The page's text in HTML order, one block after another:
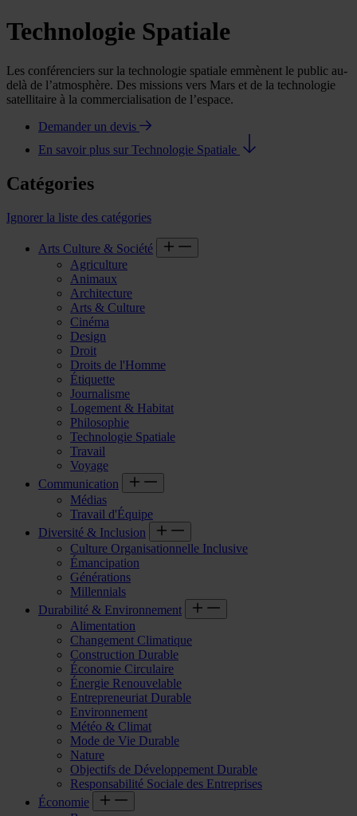
Technologie Spatiale
Les conférenciers sur la technologie spatiale emmènent le public au-
delà de l’atmosphère. Des missions vers Mars et de la technologie
satellitaire à la commercialisation de l’espace.
Demander un devis
En savoir plus sur Technologie Spatiale
Catégories
Ignorer la liste des catégories
Arts Culture & Société
Agriculture
Animaux
Architecture
Arts & Culture
Cinéma
Design
Droit
Droits de l'Homme
Étiquette
Journalisme
Logement & Habitat
Philosophie
Technologie Spatiale
Travail
Voyage
Communication
Médias
Travail d'Équipe
Diversité & Inclusion
Culture Organisationnelle Inclusive
Émancipation
Générations
Millennials
Durabilité & Environnement
Alimentation
Changement Climatique
Construction Durable
Économie Circulaire
Énergie Renouvelable
Entrepreneuriat Durable
Environnement
Météo & Climat
Mode de Vie Durable
Nature
Objectifs de Développement Durable
Responsabilité Sociale des Entreprises
Économie